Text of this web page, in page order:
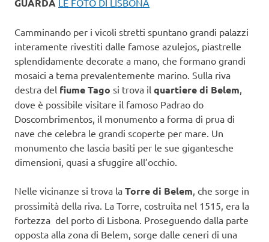
GUARDA LE FOTO DI LISBONA
Camminando per i vicoli stretti spuntano grandi palazzi
interamente rivestiti dalle famose azulejos, piastrelle
splendidamente decorate a mano, che formano grandi
mosaici a tema prevalentemente marino. Sulla riva
destra del fiume Tago si trova il quartiere di Belem,
dove è possibile visitare il famoso Padrao do
Doscombrimentos, il monumento a forma di prua di
nave che celebra le grandi scoperte per mare. Un
monumento che lascia basiti per le sue gigantesche
dimensioni, quasi a sfuggire all’occhio.
Nelle vicinanze si trova la Torre di Belem, che sorge in
prossimità della riva. La Torre, costruita nel 1515, era la
fortezza del porto di Lisbona. Proseguendo dalla parte
opposta alla zona di Belem, sorge dalle ceneri di una